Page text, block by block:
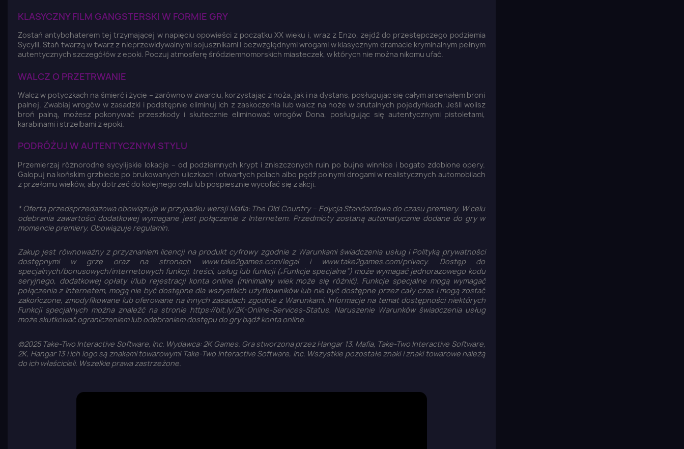
KLASYCZNY FILM GANGSTERSKI W FORMIE GRY
Zostań antybohaterem tej trzymającej w napięciu opowieści z początku XX wieku i, wraz z Enzo, zejdź do przestępczego podziemia
Sycylii. Stań twarzą w twarz z nieprzewidywalnymi sojusznikami i bezwzględnymi wrogami w klasycznym dramacie kryminalnym pełnym
autentycznych szczegółów z epoki. Poczuj atmosferę śródziemnomorskich miasteczek, w których nie można nikomu ufać.
WALCZ O PRZETRWANIE
Walcz w potyczkach na śmierć i życie – zarówno w zwarciu, korzystając z noża, jak i na dystans, posługując się całym arsenałem broni
palnej. Zwabiaj wrogów w zasadzki i podstępnie eliminuj ich z zaskoczenia lub walcz na noże w brutalnych pojedynkach. Jeśli wolisz
broń palną, możesz pokonywać przeszkody i skutecznie eliminować wrogów Dona, posługując się autentycznymi pistoletami,
karabinami i strzelbami z epoki.
PODRÓŻUJ W AUTENTYCZNYM STYLU
Przemierzaj różnorodne sycylijskie lokacje – od podziemnych krypt i zniszczonych ruin po bujne winnice i bogato zdobione opery.
Galopuj na końskim grzbiecie po brukowanych uliczkach i otwartych polach albo pędź polnymi drogami w realistycznych automobilach
z przełomu wieków, aby dotrzeć do kolejnego celu lub pospiesznie wycofać się z akcji.
* Oferta przedsprzedażowa obowiązuje w przypadku wersji Mafia: The Old Country – Edycja Standardowa do czasu premiery. W celu
odebrania zawartości dodatkowej wymagane jest połączenie z Internetem. Przedmioty zostaną automatycznie dodane do gry w
momencie premiery. Obowiązuje regulamin.
Zakup jest równoważny z przyznaniem licencji na produkt cyfrowy zgodnie z Warunkami świadczenia usług i Polityką prywatności
dostępnymi w grze oraz na stronach www.take2games.com/legal i www.take2games.com/privacy. Dostęp do
specjalnych/bonusowych/internetowych funkcji, treści, usług lub funkcji („Funkcje specjalne”) może wymagać jednorazowego kodu
seryjnego, dodatkowej opłaty i/lub rejestracji konta online (minimalny wiek może się różnić). Funkcje specjalne mogą wymagać
połączenia z Internetem, mogą nie być dostępne dla wszystkich użytkowników lub nie być dostępne przez cały czas i mogą zostać
zakończone, zmodyfikowane lub oferowane na innych zasadach zgodnie z Warunkami. Informacje na temat dostępności niektórych
Funkcji specjalnych można znaleźć na stronie https://bit.ly/2K-Online-Services-Status. Naruszenie Warunków świadczenia usług
może skutkować ograniczeniem lub odebraniem dostępu do gry bądź konta online.
©2025 Take-Two Interactive Software, Inc. Wydawca: 2K Games. Gra stworzona przez Hangar 13. Mafia, Take-Two Interactive Software,
2K, Hangar 13 i ich logo są znakami towarowymi Take-Two Interactive Software, Inc. Wszystkie pozostałe znaki i znaki towarowe należą
do ich właścicieli. Wszelkie prawa zastrzeżone.